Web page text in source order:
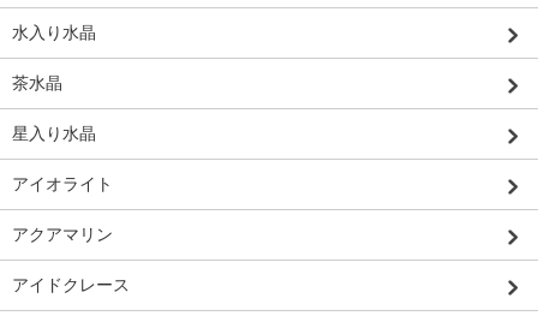
水入り水晶
茶水晶
星入り水晶
アイオライト
アクアマリン
アイドクレース